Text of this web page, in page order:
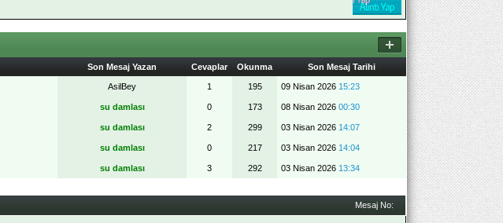
Son Mesaj Yazan Cevaplar Okunma Son Mesaj Tarihi
AsilBey 1 195 09 Nisan 2026 15:23
su damlası 0 173 08 Nisan 2026 00:30
su damlası 2 299 03 Nisan 2026 14:07
su damlası 0 217 03 Nisan 2026 14:04
su damlası 3 292 03 Nisan 2026 13:34
Mesaj No: